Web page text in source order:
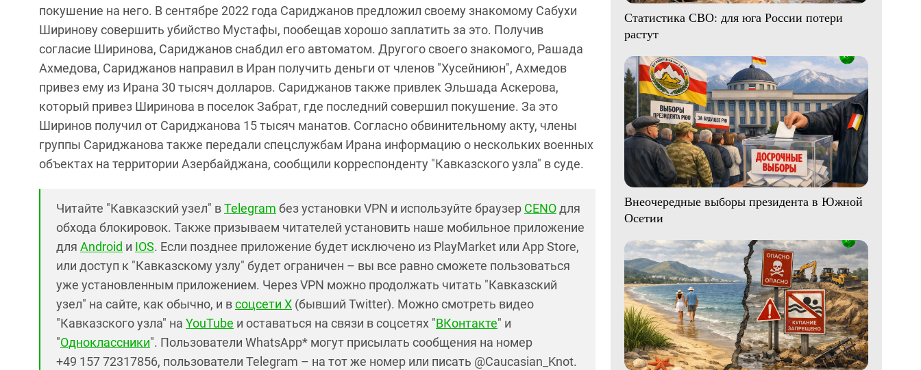
покушение на него. В сентябре 2022 года Сариджанов предложил своему знакомому Сабухи
Ширинову совершить убийство Мустафы, пообещав хорошо заплатить за это. Получив
согласие Ширинова, Сариджанов снабдил его автоматом. Другого своего знакомого, Рашада
Ахмедова, Сариджанов направил в Иран получить деньги от членов "Хусейниюн", Ахмедов
привез ему из Ирана 30 тысяч долларов. Сариджанов также привлек Эльшада Аскерова,
который привез Ширинова в поселок Забрат, где последний совершил покушение. За это
Ширинов получил от Сариджанова 15 тысяч манатов. Согласно обвинительному акту, члены
группы Сариджанова также передали спецслужбам Ирана информацию о нескольких военных
объектах на территории Азербайджана, сообщили корреспонденту "Кавказского узла" в суде.
Читайте "Кавказский узел" вTelegram без установки VPN и используйте браузер CENOдля
обхода блокировок. Также призываем читателей установить наше мобильное приложение
для Android и IOS. Если позднее приложение будет исключено из PlayMarket или App Store,
или доступ к "Кавказскому узлу" будет ограничен – вы все равно сможете пользоваться
уже установленным приложением. Через VPN можно продолжать читать "Кавказский
узел" на сайте, как обычно, и всоцсети X (бывший Twitter). Можно смотреть видео
"Кавказского узла" на YouTube и оставаться на связи в соцсетях "ВКонтакте" и
"Одноклассники". Пользователи WhatsApp* могут присылать сообщения на номер
+49 157 72317856, пользователи Telegram – на тот же номер или писать @Caucasian_Knot.
Статистика СВО: для юга России потери
растут
Внеочередные выборы президента в Южной
Осетии